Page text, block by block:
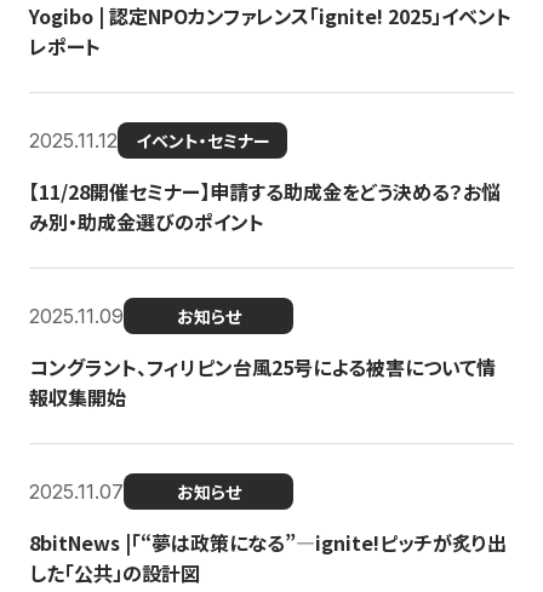
Yogibo | 認定NPOカンファレンス「ignite! 2025」イベント
レポート
2025.11.12 イベント・セミナー
【11/28開催セミナー】申請する助成金をどう決める？お悩
み別・助成金選びのポイント
2025.11.09 お知らせ
コングラント、フィリピン台風25号による被害について情
報収集開始
2025.11.07 お知らせ
8bitNews |「“夢は政策になる”—ignite!ピッチが炙り出
した「公共」の設計図